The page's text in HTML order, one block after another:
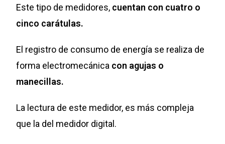
Este tipo de medidores, cuentan con cuatro o
cinco carátulas.
El registro de consumo de energía se realiza de
forma electromecánica con agujas o
manecillas.
La lectura de este medidor, es más compleja
que la del medidor digital.